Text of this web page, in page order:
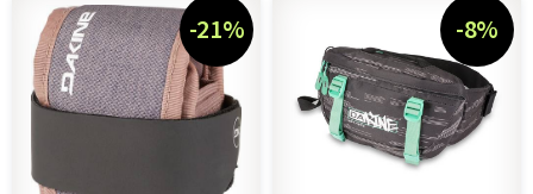
-21% -8%